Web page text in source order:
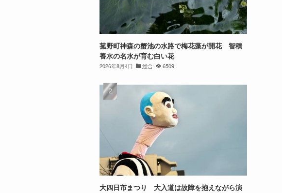
菰野町神森の蟹池の水路で梅花藻が開花 智積
養水の名水が育む白い花
2026年8月4日 総合 6509
大四日市まつり 大入道は故障を抱えながら演